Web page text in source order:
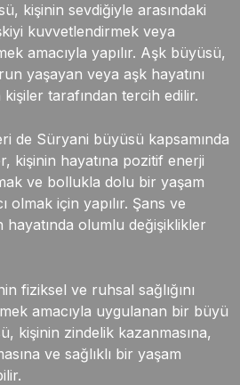
kişinin sevdiğiyle arasındaki
kuvvetlendirmek veya
amacıyla yapılır. Aşk büyüsü,
yaşayan veya aşk hayatını
tarafından tercih edilir.
de Süryani büyüsü kapsamında
kişinin hayatına pozitif enerji
ve bollukla dolu bir yaşam
olmak için yapılır. Şans ve
olumlu değişiklikler
fiziksel ve ruhsal sağlığını
amacıyla uygulanan bir büyü
kişinin zindelik kazanmasına,
ve sağlıklı bir yaşam